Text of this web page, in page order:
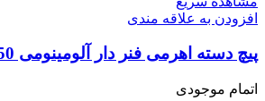
افزودن به علاقه مندی
پیچ دسته اهرمی فنر دار آلومینومی M10*50
اتمام موجودی